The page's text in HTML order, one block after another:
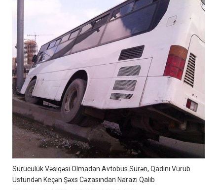
Sürücülük Vəsiqəsi Olmadan Avtobus Sürən, Qadını Vurub
Üstündən Keçən Şəxs Cəzasından Narazı Qalıb